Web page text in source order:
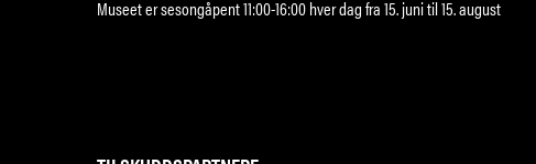
Museet er sesongåpent 11:00-16:00 hver dag fra 15. juni til 15. august